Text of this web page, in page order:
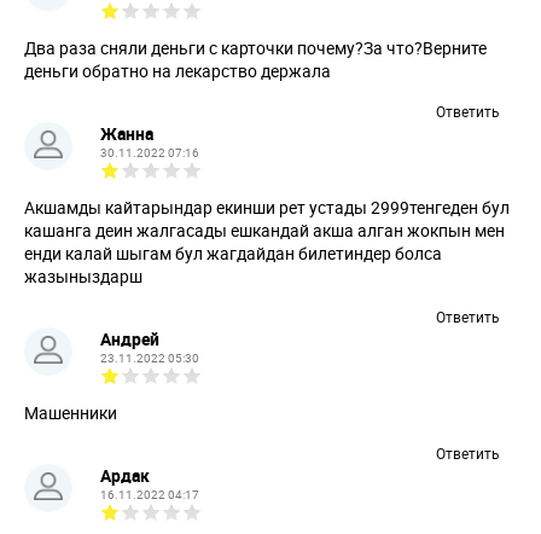
Два раза сняли деньги с карточки почему?За что?Верните
деньги обратно на лекарство держала
Ответить
Жанна
30.11.2022 07:16
Акшамды кайтарындар екинши рет устады 2999тенгеден бул
кашанга деин жалгасады ешкандай акша алган жокпын мен
енди калай шыгам бул жагдайдан билетиндер болса
жазыныздарш
Ответить
Андрей
23.11.2022 05:30
Машенники
Ответить
Ардак
16.11.2022 04:17